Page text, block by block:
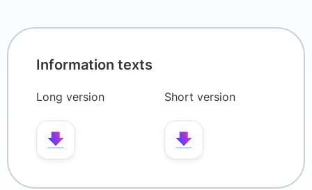
Information texts
Long version Short version